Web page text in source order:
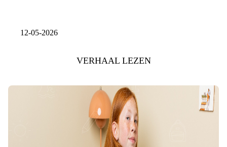
12-05-2026
VERHAAL LEZEN